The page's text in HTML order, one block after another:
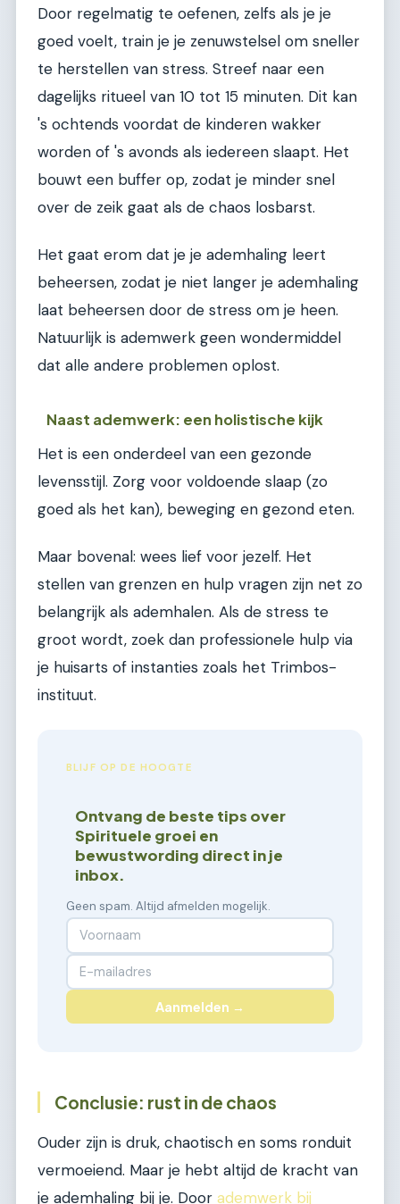
Door regelmatig te oefenen, zelfs als je je
goed voelt, train je je zenuwstelsel om sneller
te herstellen van stress. Streef naar een
dagelijks ritueel van 10 tot 15 minuten. Dit kan
's ochtends voordat de kinderen wakker
worden of 's avonds als iedereen slaapt. Het
bouwt een buffer op, zodat je minder snel
over de zeik gaat als de chaos losbarst.
Het gaat erom dat je je ademhaling leert
beheersen, zodat je niet langer je ademhaling
laat beheersen door de stress om je heen.
Natuurlijk is ademwerk geen wondermiddel
dat alle andere problemen oplost.
Naast ademwerk: een holistische kijk
Het is een onderdeel van een gezonde
levensstijl. Zorg voor voldoende slaap (zo
goed als het kan), beweging en gezond eten.
Maar bovenal: wees lief voor jezelf. Het
stellen van grenzen en hulp vragen zijn net zo
belangrijk als ademhalen. Als de stress te
groot wordt, zoek dan professionele hulp via
je huisarts of instanties zoals het Trimbos-
instituut.
BLIJF OP DE HOOGTE
Ontvang de beste tips over
Spirituele groei en
bewustwording direct in je
inbox.
Geen spam. Altijd afmelden mogelijk.
Aanmelden →
Conclusie: rust in de chaos
Ouder zijn is druk, chaotisch en soms ronduit
vermoeiend. Maar je hebt altijd de kracht van
je ademhaling bij je. Door ademwerk bij